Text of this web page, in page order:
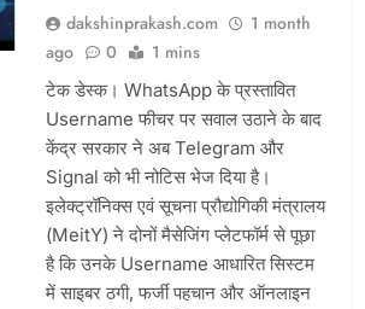
dakshinprakash.com
1 month
ago
0 1 mins
टेक डेस्क। WhatsApp के प्रस्तावित
Username फीचर पर सवाल उठाने के बाद
केंद्र सरकार ने अब Telegram और
Signal को भी नोटिस भेज दिया है।
इलेक्ट्रॉनिक्स एवं सूचना प्रौद्योगिकी मंत्रालय
(MeitY) ने दोनों मैसेजिंग प्लेटफॉर्म से पूछा
है कि उनके Username आधारित सिस्टम
में साइबर ठगी, फर्जी पहचान और ऑनलाइन